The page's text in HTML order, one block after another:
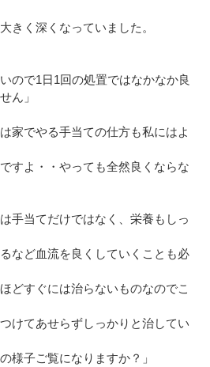
きく深くなっていました。
ので1日1回の処置ではなかなか良
ん」
家でやる手当ての仕方も私にはよ
よ・・やっても全然良くならな
手当てだけではなく、栄養もしっ
ど血流を良くしていくことも必
すぐには治らないものなのでこ
てあせらずしっかりと治してい
子ご覧になりますか？」